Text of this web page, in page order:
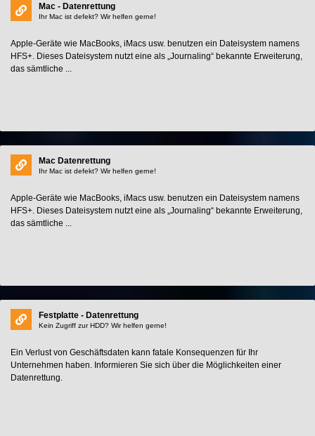
Mac - Datenrettung
Ihr Mac ist defekt? Wir helfen gerne!
Apple-Geräte wie MacBooks, iMacs usw. benutzen ein Dateisystem namens
HFS+. Dieses Dateisystem nutzt eine als „Journaling“ bekannte Erweiterung,
das sämtliche ...
Mac Datenrettung
Ihr Mac ist defekt? Wir helfen gerne!
Apple-Geräte wie MacBooks, iMacs usw. benutzen ein Dateisystem namens
HFS+. Dieses Dateisystem nutzt eine als „Journaling“ bekannte Erweiterung,
das sämtliche ...
Festplatte - Datenrettung
Kein Zugriff zur HDD? Wir helfen gerne!
Ein Verlust von Geschäftsdaten kann fatale Konsequenzen für Ihr
Unternehmen haben. Informieren Sie sich über die Möglichkeiten einer
Datenrettung.